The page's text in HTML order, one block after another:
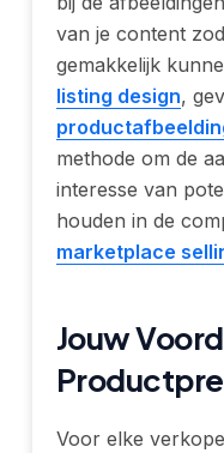
van je content
gemakkelijk
listing design,
methode om de
interesse van
houden in de
marketplace
Jouw
Voor elke